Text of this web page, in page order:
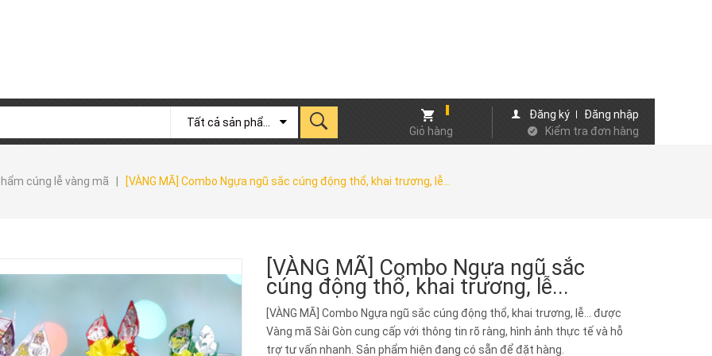
Giỏ hàng
Đăng ký
Đăng nhập
Kiểm tra đơn hàng
cúng lễ vàng mã [VÀNG MÃ] Combo Ngựa ngũ sắc cúng động thổ, khai trương, lễ...
[VÀNG MÃ] Combo Ngựa ngũ sắc
cúng động thổ, khai trương, lễ...
[VÀNG MÃ] Combo Ngựa ngũ sắc cúng động thổ, khai trương, lễ... được
Vàng mã Sài Gòn cung cấp với thông tin rõ ràng, hình ảnh thực tế và hỗ
trợ tư vấn nhanh. Sản phẩm hiện đang có sẵn để đặt hàng.